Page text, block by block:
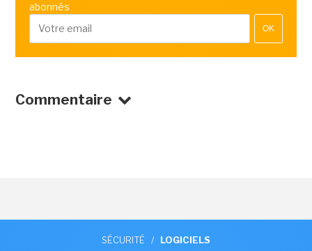
abonnés
OK
Commentaire
SÉCURITÉ / LOGICIELS